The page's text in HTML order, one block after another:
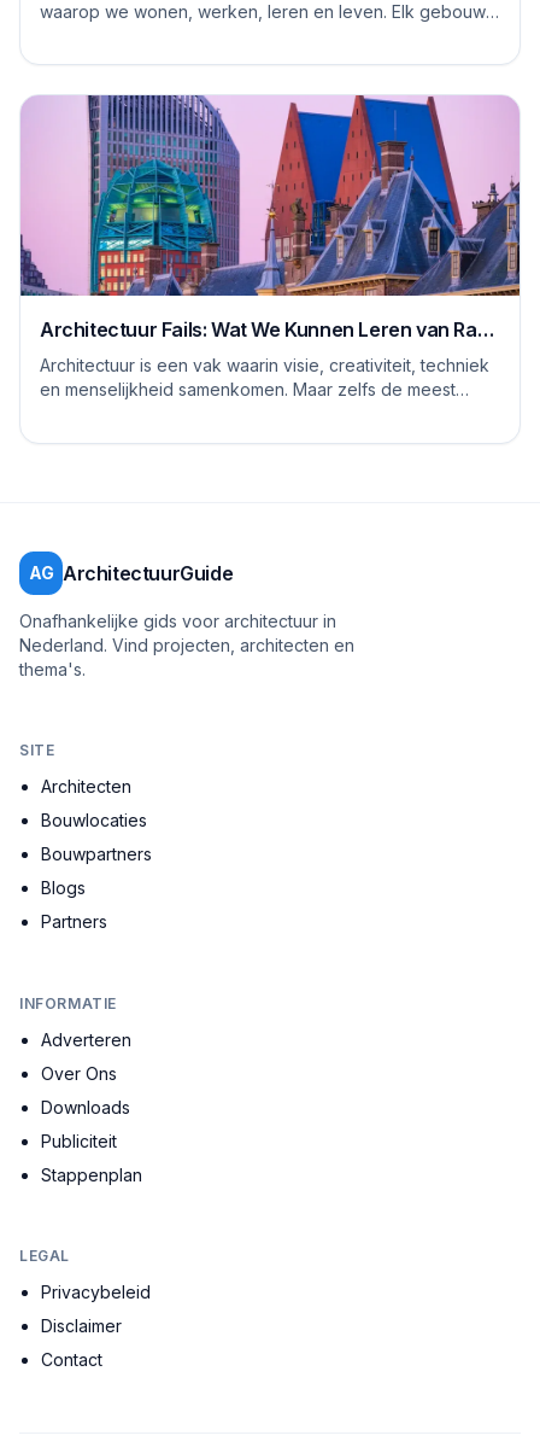
waarop we wonen, werken, leren en leven. Elk gebouw
Architectuur Fails: Wat We Kunnen Leren van Rare
Ontwerpen
Architectuur is een vak waarin visie, creativiteit, techniek
en menselijkheid samenkomen. Maar zelfs de meest
AG ArchitectuurGuide
Onafhankelijke gids voor architectuur in
Nederland. Vind projecten, architecten en
thema's.
SITE
Architecten
Bouwlocaties
Bouwpartners
Blogs
Partners
INFORMATIE
Adverteren
Over Ons
Downloads
Publiciteit
Stappenplan
LEGAL
Privacybeleid
Disclaimer
Contact